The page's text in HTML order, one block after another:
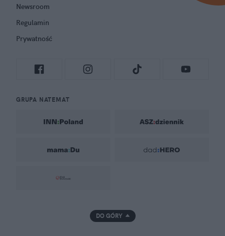
Newsroom
Regulamin
Prywatność
GRUPA NATEMAT
DO GÓRY